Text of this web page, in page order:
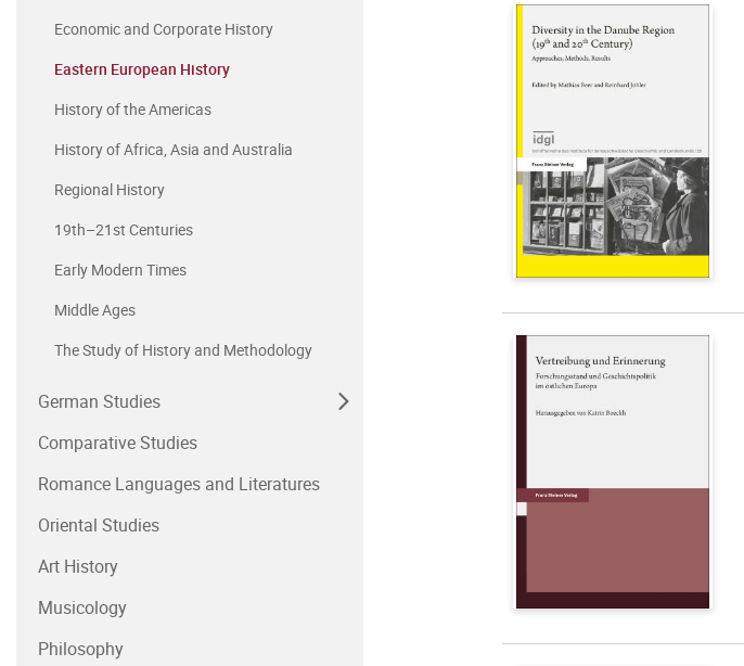
Economic and Corporate History
Eastern European History
History of the Americas
History of Africa, Asia and Australia
Regional History
19th–21st Centuries
Early Modern Times
Middle Ages
The Study of History and Methodology
German Studies
Comparative Studies
Romance Languages and Literatures
Oriental Studies
Art History
Musicology
Philosophy